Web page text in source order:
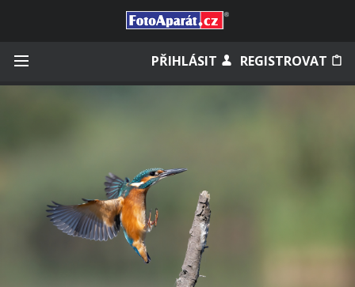
PŘIHLÁSIT REGISTROVAT
Zapomněli jste heslo?
Měli jste účet na starém webu?